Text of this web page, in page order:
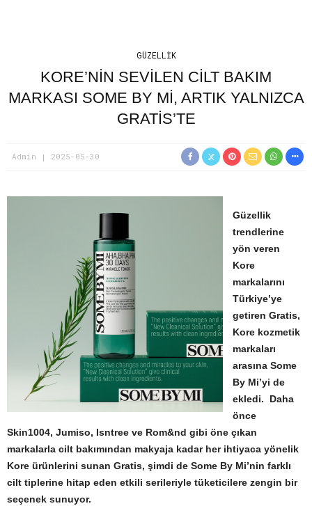
GÜZELLIK
KORE’NIN SEVILEN CILT BAKIM
MARKASI SOME BY MI, ARTIK YALNIZCA
GRATIS’TE
Admin 2025-05-30
Güzellik
trendlerine
yön veren
Kore
markalarını
Türkiye’ye
getiren Gratis,
Kore kozmetik
markaları
arasına Some
By Mi’yi de
ekledi. Daha
önce
Skin1004, Jumiso, Isntree ve Rom&nd gibi öne çıkan
markalarla cilt bakımından makyaja kadar her ihtiyaca yönelik
Kore ürünlerini sunan Gratis, şimdi de Some By Mi’nin farklı
cilt tiplerine hitap eden etkili serileriyle tüketicilere zengin bir
seçenek sunuyor.